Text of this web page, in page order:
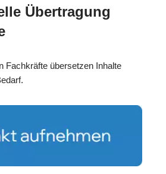
Übertragung
Fachkräfte übersetzen Inhalte